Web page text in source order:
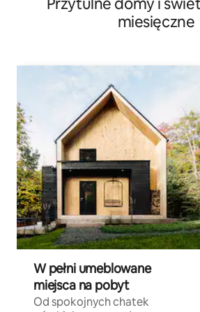
miesięczne
W pełni umeblowane
miejsca na pobyt
Od spokojnych chatek